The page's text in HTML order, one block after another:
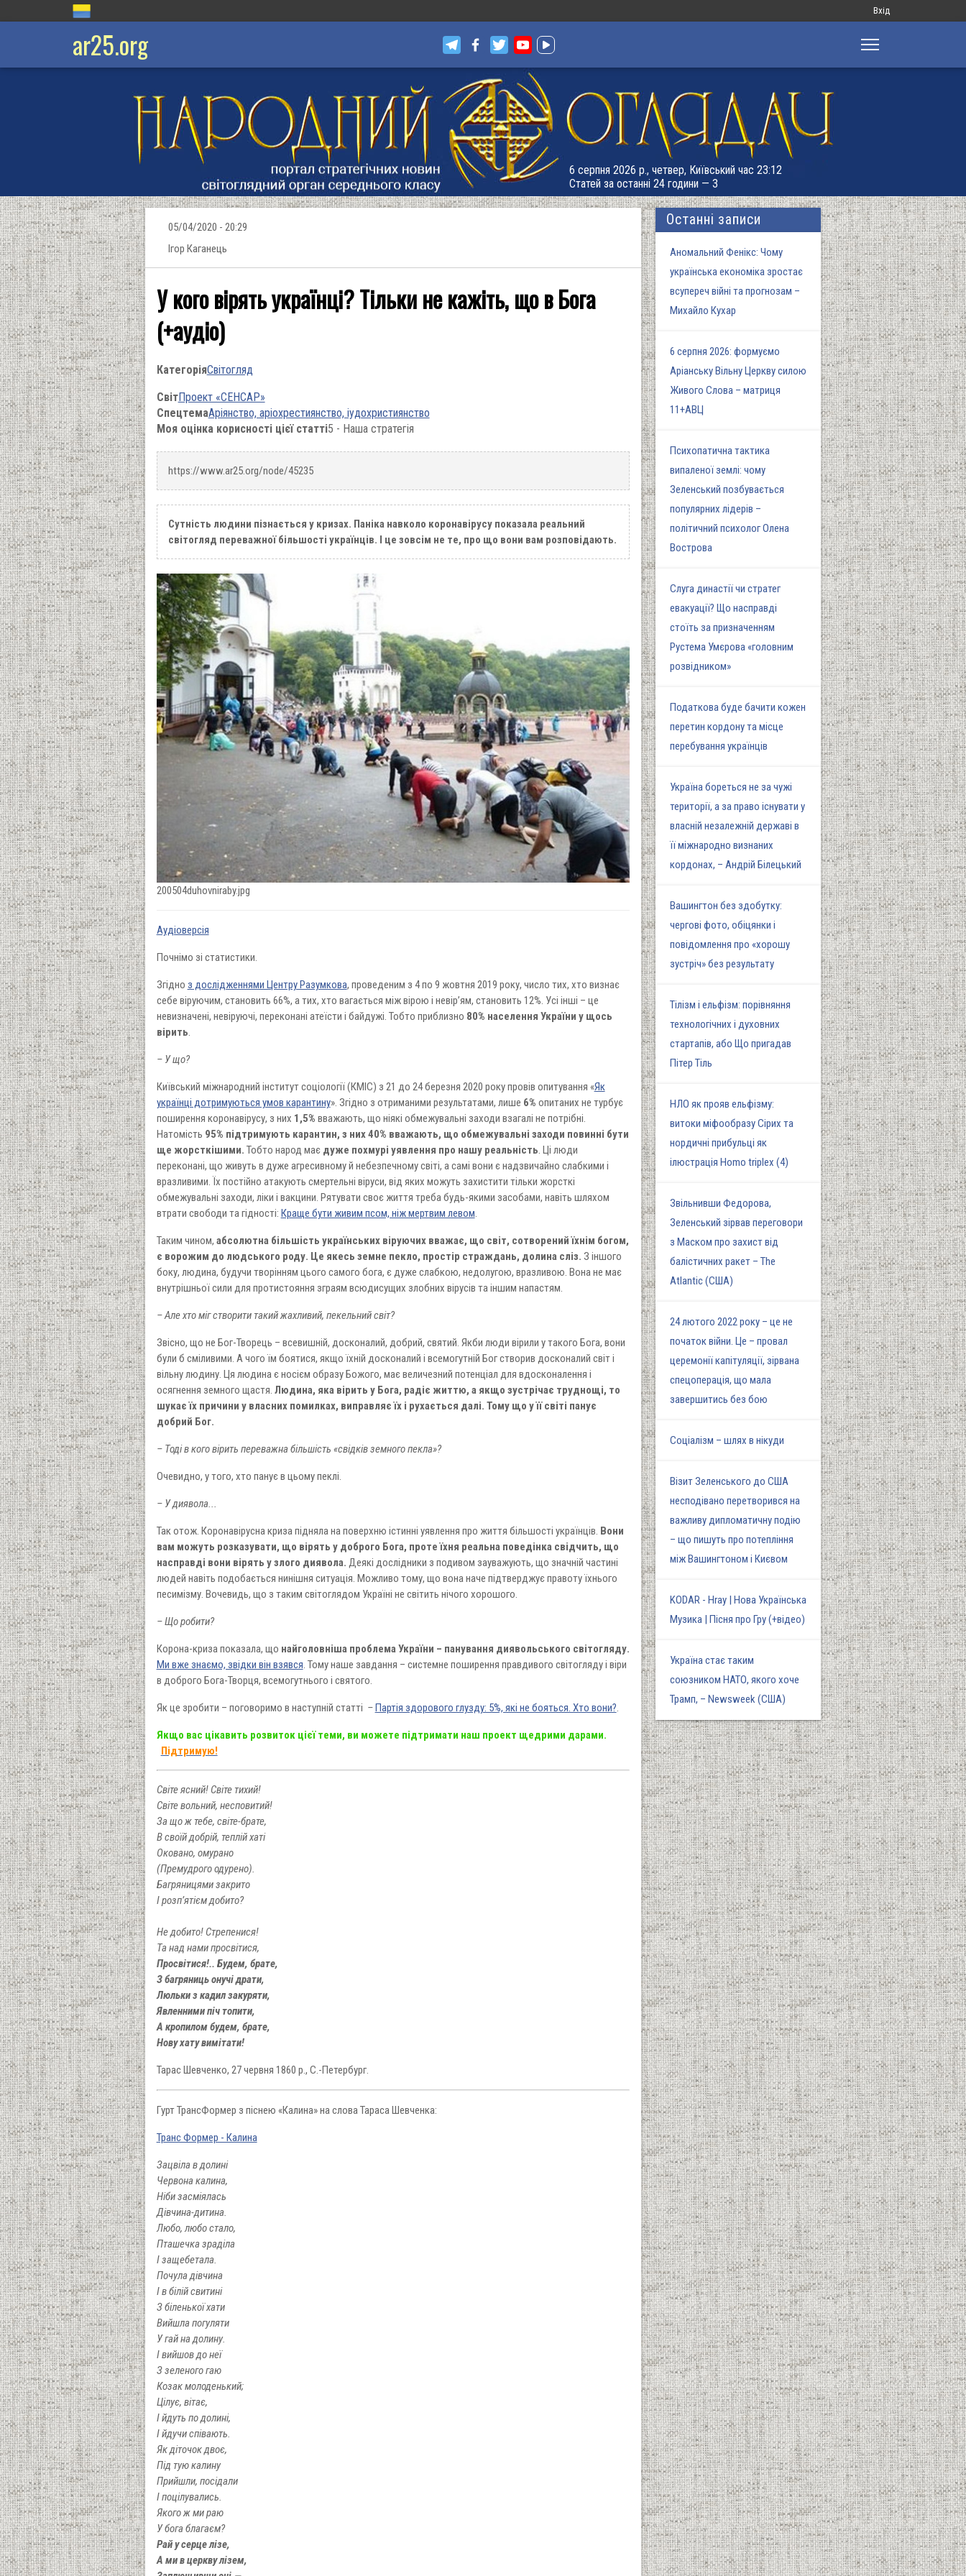
Меню
запису
Вхід
ar25.org
6 серпня 2026 р., четвер, Київський час 23:12
Статей за останні 24 години — 3
05/04/2020 - 20:29
Ігор Каганець
У кого вірять українці? Тільки не кажіть, що в Бога
(+аудіо)
КатегоріяСвітогляд
СвітПроект «СЕНСАР»
СпецтемаАріянство, аріохрестиянство, іудохристиянство
Моя оцінка корисності цієї статті5 - Наша стратегія
https://www.ar25.org/node/45235
Сутність людини пізнається у кризах. Паніка навколо коронавірусу показала реальний
світогляд переважної більшості українців. І це зовсім не те, про що вони вам розповідають.
200504duhovniraby.jpg
Аудіоверсія
Почнімо зі статистики.
Згідно з дослідженнями Центру Разумкова, проведеним з 4 по 9 жовтня 2019 року, число тих, хто визнає
себе віруючим, становить 66%, а тих, хто вагається між вірою і невір’ям, становить 12%. Усі інші – це
невизначені, невіруючі, переконані атеїсти і байдужі. Тобто приблизно 80% населення України у щось
вірить
– У що?
Київський міжнародний інститут соціології (КМІС) з 21 до 24 березня 2020 року провів опитування «Як
українці дотримуються умов карантину». Згідно з отриманими результатами, лише 6% опитаних не турбує
поширення коронавірусу, з них 1,5% вважають, що ніякі обмежувальні заходи взагалі не потрібні.
Натомість 95% підтримують карантин, з них 40% вважають, що обмежувальні заходи повинні бути
ще жорсткішими. Тобто народ має дуже похмурі уявлення про нашу реальність . Ці люди
переконані, що живуть в дуже агресивному й небезпечному світі, а самі вони є надзвичайно слабкими і
вразливими. Їх постійно атакують смертельні віруси, від яких можуть захистити тільки жорсткі
обмежувальні заходи, ліки і вакцини. Рятувати своє життя треба будь-якими засобами, навіть шляхом
втрати свободи та гідності: Краще бути живим псом, ніж мертвим левом
Таким чином, абсолютна більшість українських віруючих вважає, що світ, сотворений їхнім богом,
є ворожим до людського роду. Це якесь земне пекло, простір страждань, долина сліз. З іншого
боку, людина, будучи творінням цього самого бога, є дуже слабкою, недолугою, вразливою. Вона не має
внутрішньої сили для протистояння зграям всюдисущих злобних вірусів та іншим напастям.
– Але хто міг створити такий жахливий, пекельний світ?
Звісно, що не Бог-Творець – всевишній, досконалий, добрий, святий. Якби люди вірили у такого Бога, вони
були б сміливими. А чого їм боятися, якщо їхній досконалий і всемогутній Бог створив досконалий світ і
вільну людину. Ця людина є носієм образу Божого, має величезний потенціал для вдосконалення і
осягнення земного щастя. Людина, яка вірить у Бога, радіє життю, а якщо зустрічає труднощі, то
шукає їх причини у власних помилках, виправляє їх і рухається далі. Тому що у її світі панує
добрий Бог.
– Тоді в кого вірить переважна більшість «свідків земного пекла»?
Очевидно, у того, хто панує в цьому пеклі.
– У диявола...
Так отож. Коронавірусна криза підняла на поверхню істинні уявлення про життя більшості українців. Вони
вам можуть розказувати, що вірять у доброго Бога, проте їхня реальна поведінка свідчить, що
насправді вони вірять у злого диявола. Деякі дослідники з подивом зауважують, що значній частині
людей навіть подобається нинішня ситуація. Можливо тому, що вона наче підтверджує правоту їхнього
песимізму. Вочевидь, що з таким світоглядом Україні не світить нічого хорошого.
– Що робити?
Корона-криза показала, що найголовніша проблема України – панування диявольського світогляду.
Ми вже знаємо, звідки він взявся . Тому наше завдання – системне поширення правдивого світогляду і віри
в доброго Бога-Творця, всемогутнього і святого.
Як це зробити – поговоримо в наступній статті –Партія здорового глузду: 5%, які не бояться. Хто вони?
Якщо вас цікавить розвиток цієї теми, ви можете підтримати наш проект щедрими дарами.
Підтримую!
Світе ясний! Світе тихий!
Світе вольний, несповитий!
За що ж тебе, світе-брате,
В своїй добрій, теплій хаті
Оковано, омурано
(Премудрого одурено).
Багряницями закрито
І розп’ятієм добито?
Не добито! Стрепенися!
Та над нами просвітися,
Просвітися!.. Будем, брате,
З багряниць онучі драти,
Люльки з кадил закуряти,
Явленними піч топити,
А кропилом будем, брате,
Нову хату вимітати!
Тарас Шевченко, 27 червня 1860 р., С.-Петербург.
Гурт ТрансФормер з піснею «Калина» на слова Тараса Шевченка:
Транс Формер - Калина
Зацвіла в долині
Червона калина,
Ніби засміялась
Дівчина-дитина.
Любо, любо стало,
Пташечка зраділа
І защебетала.
Почула дівчина
І в білій свитині
З біленької хати
Вийшла погуляти
У гай на долину.
І вийшов до неї
З зеленого гаю
Козак молоденький;
Цілує, вітає,
І йдуть по долині,
І йдучи співають.
Як діточок двоє,
Під тую калину
Прийшли, посідали
І поцілувались.
Якого ж ми раю
У бога благаєм?
Рай у серце лізе,
А ми в церкву лізем,
Останні записи
Аномальний Фенікс: Чому
українська економіка зростає
всупереч війні та прогнозам –
Михайло Кухар
6 серпня 2026: формуємо
Аріанську Вільну Церкву силою
Живого Слова – матриця
11+АВЦ
Психопатична тактика
випаленої землі: чому
Зеленський позбувається
популярних лідерів –
політичний психолог Олена
Вострова
Слуга династії чи стратег
евакуації? Що насправді
стоїть за призначенням
Рустема Умєрова «головним
розвідником»
Податкова буде бачити кожен
перетин кордону та місце
перебування українців
Україна бореться не за чужі
території, а за право існувати у
власній незалежній державі в
її міжнародно визнаних
кордонах, – Андрій Білецький
Вашингтон без здобутку:
чергові фото, обіцянки і
повідомлення про «хорошу
зустріч» без результату
Тілізм і ельфізм: порівняння
технологічних і духовних
стартапів, або Що пригадав
Пітер Тіль
НЛО як прояв ельфізму:
витоки міфообразу Сірих та
нордичні прибульці як
ілюстрація Homo triplex (4)
Звільнивши Федорова,
Зеленський зірвав переговори
з Маском про захист від
балістичних ракет – The
Atlantic (США)
24 лютого 2022 року – це не
початок війни. Це – провал
церемонії капітуляції, зірвана
спецоперація, що мала
завершитись без бою
Соціалізм – шлях в нікуди
Візит Зеленського до США
несподівано перетворився на
важливу дипломатичну подію
– що пишуть про потепління
між Вашингтоном і Києвом
KODAR - Hray | Нова Українська
Музика | Пісня про Гру (+відео)
Україна стає таким
союзником НАТО, якого хоче
Трамп, – Newsweek (США)